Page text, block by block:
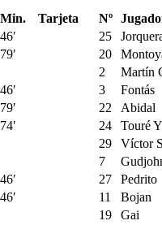
Min. Tarjeta Nº
46′ 25
79′ 20
2 Martín
46′ 3 Fontás
79′ 22 Abidal
74′ 24 Touré
29 Víctor
7
46′ 27 Pedrito
46′ 11 Bojan
19 Gai